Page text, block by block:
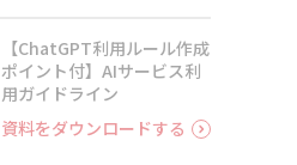
【ChatGPT利用ルール作成
ポイント付】AIサービス利
用ガイドライン
資料をダウンロードする